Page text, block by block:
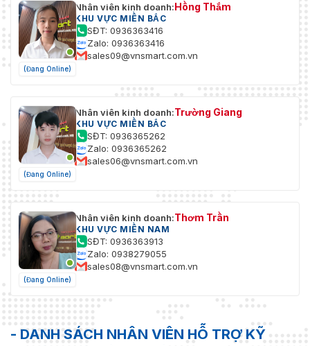
(Đang Online)
Nhân viên kinh doanh:Hồng Thắm
KHU VỰC MIỀN BẮC
SĐT: 0936363416
Zalo: 0936363416
sales09@vnsmart.com.vn
(Đang Online)
Nhân viên kinh doanh:Trường Giang
KHU VỰC MIỀN BẮC
SĐT: 0936365262
Zalo: 0936365262
sales06@vnsmart.com.vn
(Đang Online)
Nhân viên kinh doanh:Thơm Trần
KHU VỰC MIỀN NAM
SĐT: 0936363913
Zalo: 0938279055
sales08@vnsmart.com.vn
- DANH SÁCH NHÂN VIÊN HỖ TRỢ KỸ